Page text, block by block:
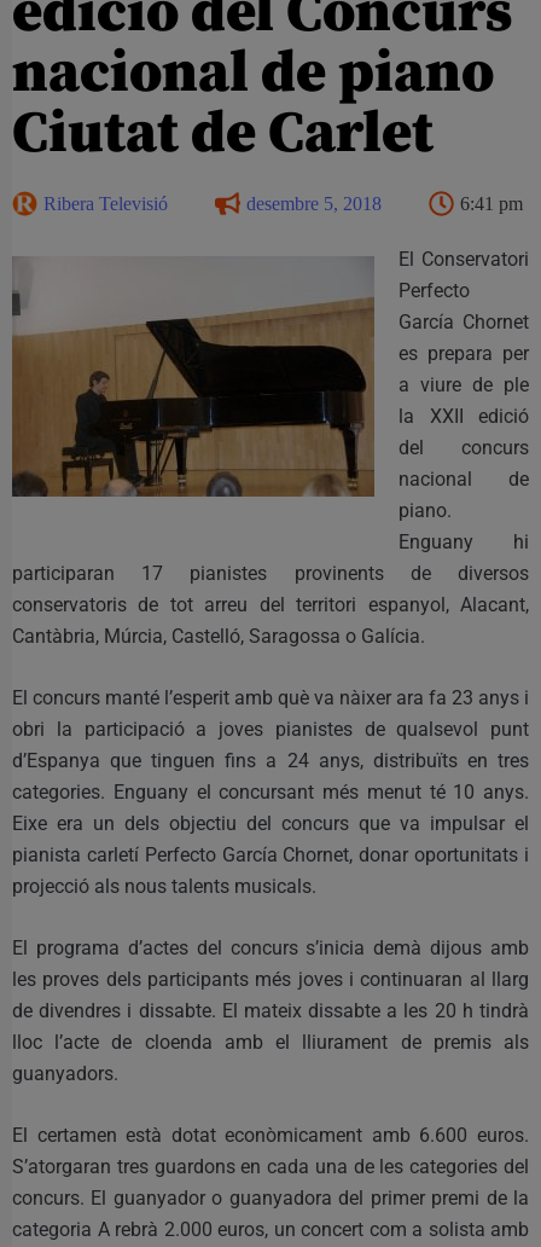
nacional de piano
Ciutat de Carlet
Ribera Televisió desembre 5, 2018 6:41 pm
El Conservatori
Perfecto
García Chornet
es prepara per
a viure de ple
la XXII edició
del concurs
nacional de
piano.
Enguany hi
participaran 17 pianistes provinents de diversos
conservatoris de tot arreu del territori espanyol, Alacant,
Cantàbria, Múrcia, Castelló, Saragossa o Galícia.
El concurs manté l’esperit amb què va nàixer ara fa 23 anys i
obri la participació a joves pianistes de qualsevol punt
d’Espanya que tinguen fins a 24 anys, distribuïts en tres
categories. Enguany el concursant més menut té 10 anys.
Eixe era un dels objectiu del concurs que va impulsar el
pianista carletí Perfecto García Chornet, donar oportunitats i
projecció als nous talents musicals.
El programa d’actes del concurs s’inicia demà dijous amb
les proves dels participants més joves i continuaran al llarg
de divendres i dissabte. El mateix dissabte a les 20 h tindrà
lloc l’acte de cloenda amb el lliurament de premis als
guanyadors.
El certamen està dotat econòmicament amb 6.600 euros.
S’atorgaran tres guardons en cada una de les categories del
concurs. El guanyador o guanyadora del primer premi de la
categoria A rebrà 2.000 euros, un concert com a solista amb